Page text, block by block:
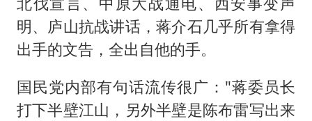
明、庐山抗战讲话，蒋介石几乎所有拿得
出手的文告，全出自他的手。
国民党内部有句话流传很广："蒋委员长
打下半壁江山，另外半壁是陈布雷写出来